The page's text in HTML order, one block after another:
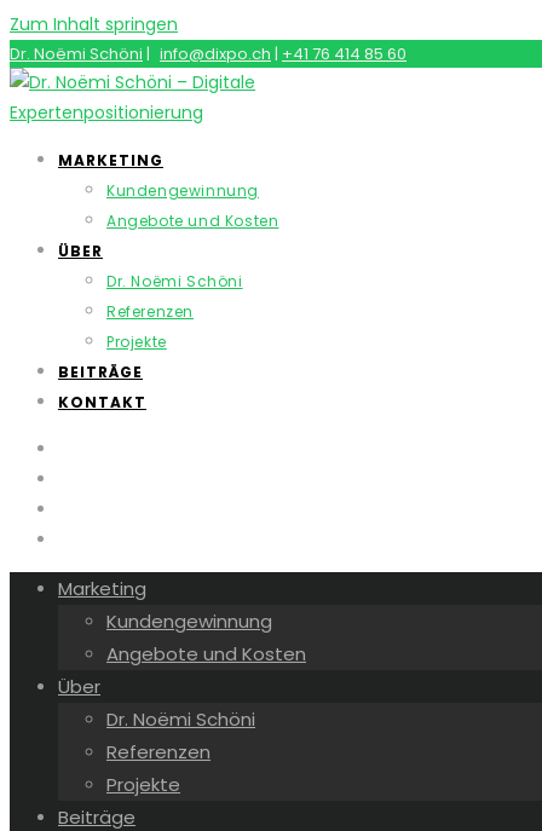
Zum Inhalt springen
Dr. Noëmi Schöni | info@dixpo.ch | +41 76 414 85 60
MARKETING
Kundengewinnung
Angebote und Kosten
ÜBER
Dr. Noëmi Schöni
Referenzen
Projekte
BEITRÄGE
KONTAKT
Marketing
Kundengewinnung
Angebote und Kosten
Über
Dr. Noëmi Schöni
Referenzen
Projekte
Beiträge